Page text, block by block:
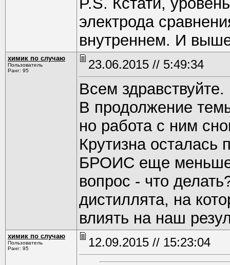
электрода
внутреннем. И
химик по случаю
Пользователь
Ранг: 95
23.06.2015 // 5:49:34
Всем здравствуйте.
В продолжение
но работа с ним
Крутизна
БРОИС еще
вопрос - что
дистиллята, на
влиять на наш
химик по случаю
Пользователь
Ранг: 95
12.09.2015 // 15:23:04